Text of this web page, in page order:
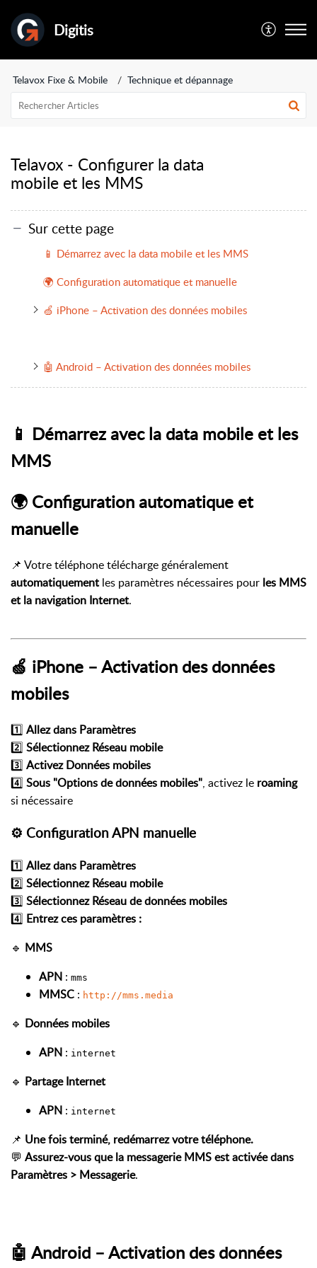
Digitis
Telavox Fixe & Mobile Technique et dépannage
Telavox - Configurer la data
mobile et les MMS
Sur cette page
📱 Démarrez avec la data mobile et les MMS
🌍 Configuration automatique et manuelle
🍏 iPhone – Activation des données mobiles
🤖 Android – Activation des données mobiles
📱 Démarrez avec la data mobile et les
MMS
🌍 Configuration automatique et
manuelle
📌 Votre téléphone télécharge généralement
automatiquement les paramètres nécessaires pour les MMS
et la navigation Internet.
🍏 iPhone – Activation des données
mobiles
1️⃣ Allez dans Paramètres
2️⃣ Sélectionnez Réseau mobile
3️⃣ Activez Données mobiles
4️⃣ Sous "Options de données mobiles", activez le roaming
si nécessaire
⚙️ Configuration APN manuelle
1️⃣ Allez dans Paramètres
2️⃣ Sélectionnez Réseau mobile
3️⃣ Sélectionnez Réseau de données mobiles
4️⃣ Entrez ces paramètres :
🔹 MMS
APN : mms
MMSC : http://mms.media
🔹 Données mobiles
APN : internet
🔹 Partage Internet
APN : internet
📌 Une fois terminé, redémarrez votre téléphone.
💬 Assurez-vous que la messagerie MMS est activée dans
Paramètres > Messagerie.
🤖 Android – Activation des données